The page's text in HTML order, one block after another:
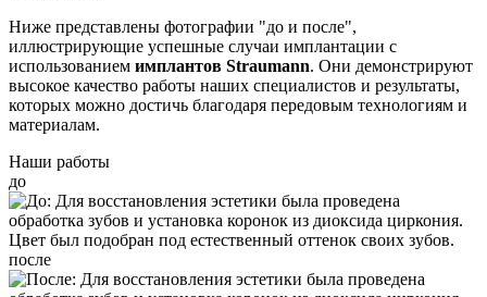
Ниже представлены фотографии "до и после",
иллюстрирующие успешные случаи имплантации с
использованием имплантов Straumann. Они демонстрируют
высокое качество работы наших специалистов и результаты,
которых можно достичь благодаря передовым технологиям и
материалам.
Наши работы
до
после